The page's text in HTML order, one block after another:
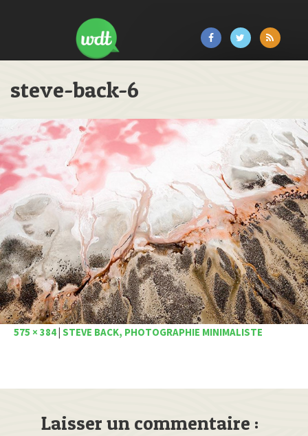
steve-back-6
575 × 384 STEVE BACK, PHOTOGRAPHIE MINIMALISTE
Laisser un commentaire :